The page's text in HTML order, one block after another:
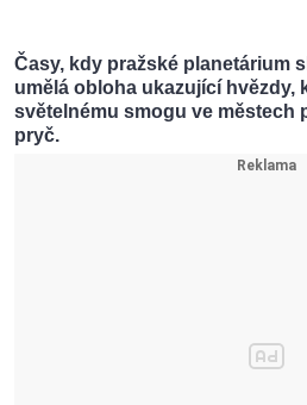
Časy, kdy pražské planetárium
umělá obloha ukazující hvězdy,
světelnému smogu ve městech
pryč.